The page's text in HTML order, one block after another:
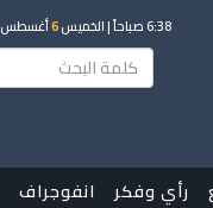
6:38 صباحاً | الخميس6أغسطس 2026 م |
رأي وفكر
انفوجراف